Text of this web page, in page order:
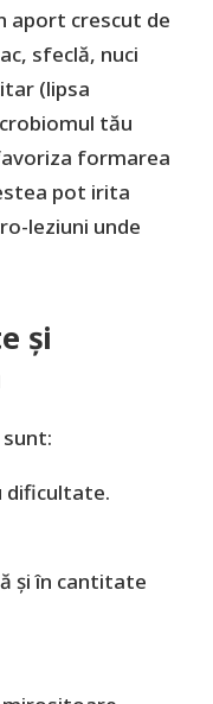
aport crescut de
sfeclă, nuci
(lipsa
tău
formarea
pot irita
leziuni unde
și
dificultate.
și în cantitate